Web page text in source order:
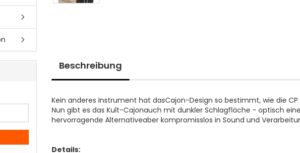
Beschreibung
Kein anderes Instrument hat dasCajon-Design so bestimmt, wie die
Nun gibt es das Kult-Cajonauch mit dunkler Schlagfläche - optisch
hervorragende Alternativeaber kompromisslos in Sound und
Details: